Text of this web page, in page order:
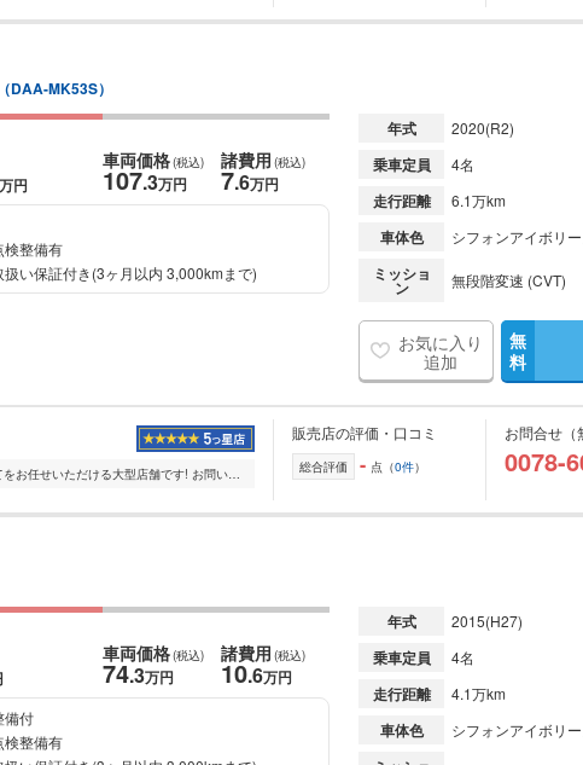
（DAA-MK53S）
万円
車両価格(税込)
107.3万円
諸費用 (税込)
7.6万円
検整備有
扱い保証付き(3ヶ月以内 3,000kmまで)
年式 2020(R2)
乗車定員 4名
走行距離 6.1万km
車体色 シフォンアイボリ
ミッショ
ン 無段階変速 (CVT)
お気に入り
追加
無
料
クルマの販売・買取・整備すべてをお任せいただける大型店舗です! お問い合わせも受け付けておりますので、お気軽にご連絡ください♪ ー 常時250台以上展示 ー 軽・コン...
販売店の評価・口コミ
総合評価 - 点（0件）
お問合せ（
0078-
車両価格(税込)
74.3万円
諸費用 (税込)
10.6万円
備付
検整備有
年式 2015(H27)
乗車定員 4名
走行距離 4.1万km
車体色 シフォンアイボリ